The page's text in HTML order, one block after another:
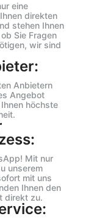
eine
direkten
stehen Ihnen
Sie Fragen
wir sind
Anbietern
Angebot
höchste
Mit nur
unserem
mit uns
Ihnen den
direkt zu.